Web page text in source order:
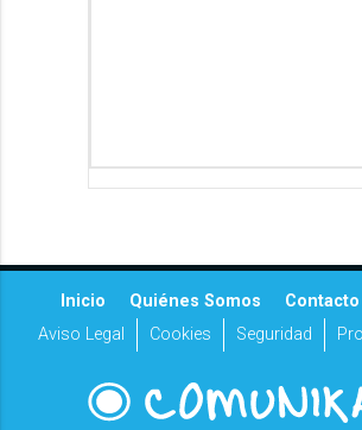
Inicio Quiénes Somos Contacto
Aviso Legal
Cookies Seguridad